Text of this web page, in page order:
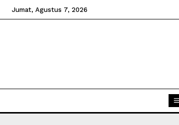
Jumat, Agustus 7, 2026